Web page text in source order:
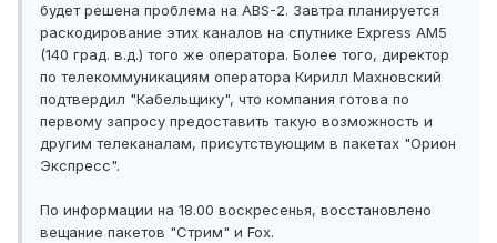
будет решена проблема на ABS-2. Завтра планируется
раскодирование этих каналов на спутнике Express AM5
(140 град. в.д.) того же оператора. Более того, директор
по телекоммуникациям оператора Кирилл Махновский
подтвердил "Кабельщику", что компания готова по
первому запросу предоставить такую возможность и
другим телеканалам, присутствующим в пакетах "Орион
Экспресс".
По информации на 18.00 воскресенья, восстановлено
вещание пакетов "Стрим" и Fox.